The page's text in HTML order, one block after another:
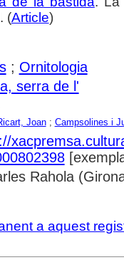
(Article)
; Ornitologia
serra de l'
Joan; Campsolines i
Rahola
a aquest